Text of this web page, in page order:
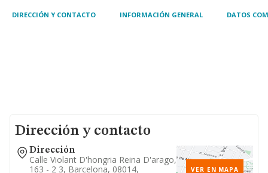
DIRECCIÓN Y CONTACTO INFORMACIÓN GENERAL DATOS
Dirección y contacto
Dirección
Calle Violant D'hongria Reina D'arago,
163 - 2 3, Barcelona, 08014,
VER EN MAPA